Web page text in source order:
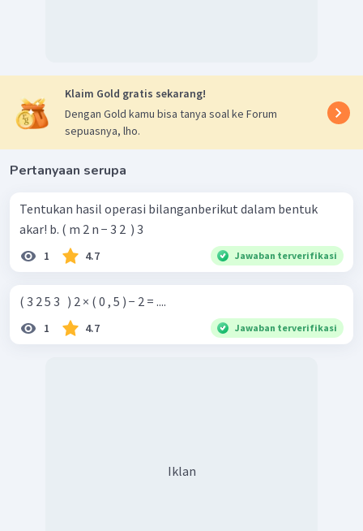
Klaim Gold gratis sekarang!
Dengan Gold kamu bisa tanya soal ke Forum
sepuasnya, lho.
Pertanyaan serupa
Tentukan hasil operasi bilanganberikut dalam bentuk
akar! b. ( m 2 n − 3 2 ​ ) 3
1 4.7 Jawaban terverifikasi
( 3 2 5 3 ​ ​ ) 2 × ( 0 , 5 ) − 2 = ....
1 4.7 Jawaban terverifikasi
Iklan